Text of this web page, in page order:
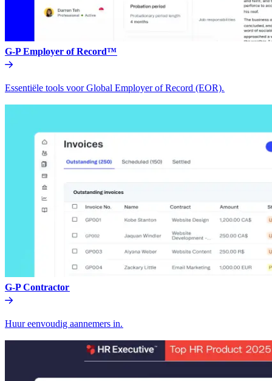
G-P Employer of Record™​​
Essentiële tools voor Global Employer of Record (EOR).​​
G-P Contractor​​
Huur eenvoudig aannemers in.​​